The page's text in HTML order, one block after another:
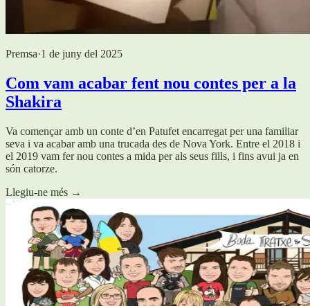
Premsa·1 de juny del 2025
Com vam acabar fent nou contes per a la
Shakira
Va començar amb un conte d’en Patufet encarregat per una familiar
seva i va acabar amb una trucada des de Nova York. Entre el 2018 i
el 2019 vam fer nou contes a mida per als seus fills, i fins avui ja en
són catorze.
Llegiu-ne més →